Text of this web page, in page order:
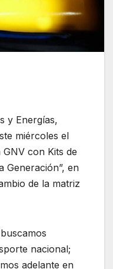
y Energías,
miércoles el
con Kits de
Generación”, en
de la matriz
nacional;
adelante en